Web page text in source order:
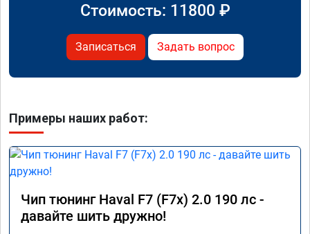
Стоимость: 11800 ₽
Записаться Задать вопрос
Примеры наших работ:
Чип тюнинг Haval F7 (F7x) 2.0 190 лс -
давайте шить дружно!